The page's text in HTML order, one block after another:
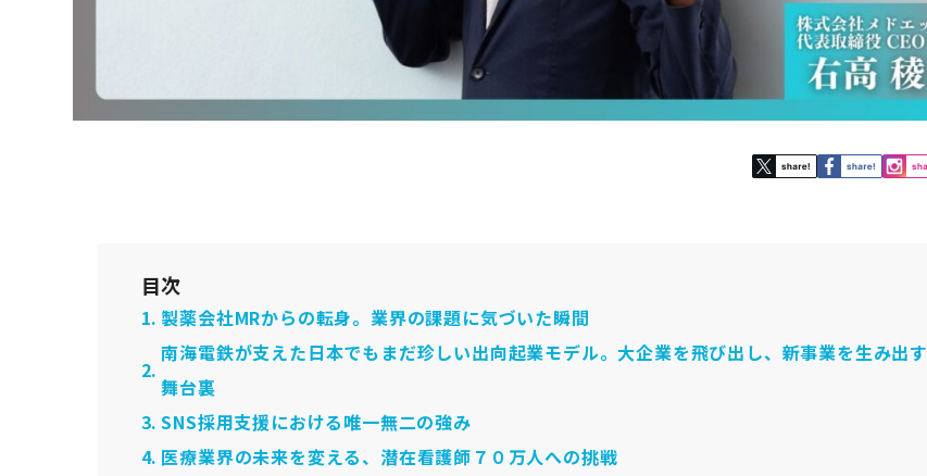
目次
製薬会社MRからの転身。業界の課題に気づいた瞬間
南海電鉄が支えた日本でもまだ珍しい出向起業モデル。大企業を飛び出し、新事業を生み出す
舞台裏
SNS採用支援における唯一無二の強み
医療業界の未来を変える、潜在看護師７０万人への挑戦